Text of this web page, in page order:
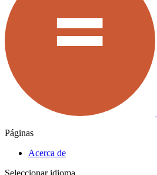
Páginas
Acerca de